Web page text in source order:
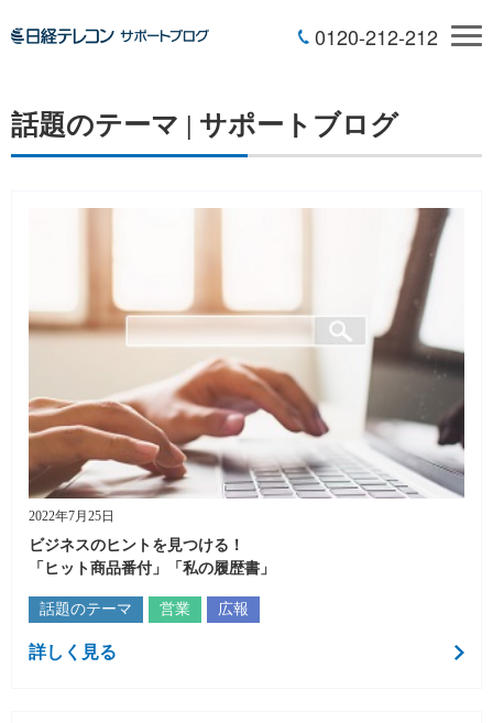
0120-212-212
話題のテーマ | サポートブログ
2022年7月25日
ビジネスのヒントを見つける！
「ヒット商品番付」「私の履歴書」
話題のテーマ 営業 広報
詳しく見る